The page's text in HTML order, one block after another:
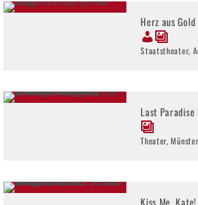
Herz aus Gold
Staatstheater,
Last Paradise
Theater, Münster
Kiss Me, Kate!